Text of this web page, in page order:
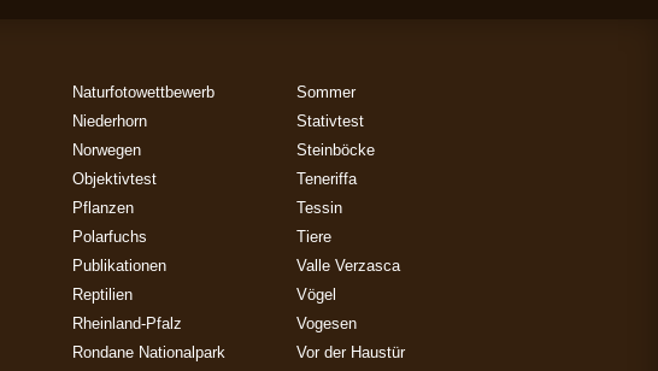
Naturfotowettbewerb
Niederhorn
Norwegen
Objektivtest
Pflanzen
Polarfuchs
Publikationen
Reptilien
Rheinland-Pfalz
Rondane Nationalpark
Sommer
Stativtest
Steinböcke
Teneriffa
Tessin
Tiere
Valle Verzasca
Vögel
Vogesen
Vor der Haustür